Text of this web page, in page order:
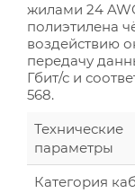
жилами 24
полиэтилена
воздействию
передачу
Гбит/с и
568.
Технические
параметры
Категория